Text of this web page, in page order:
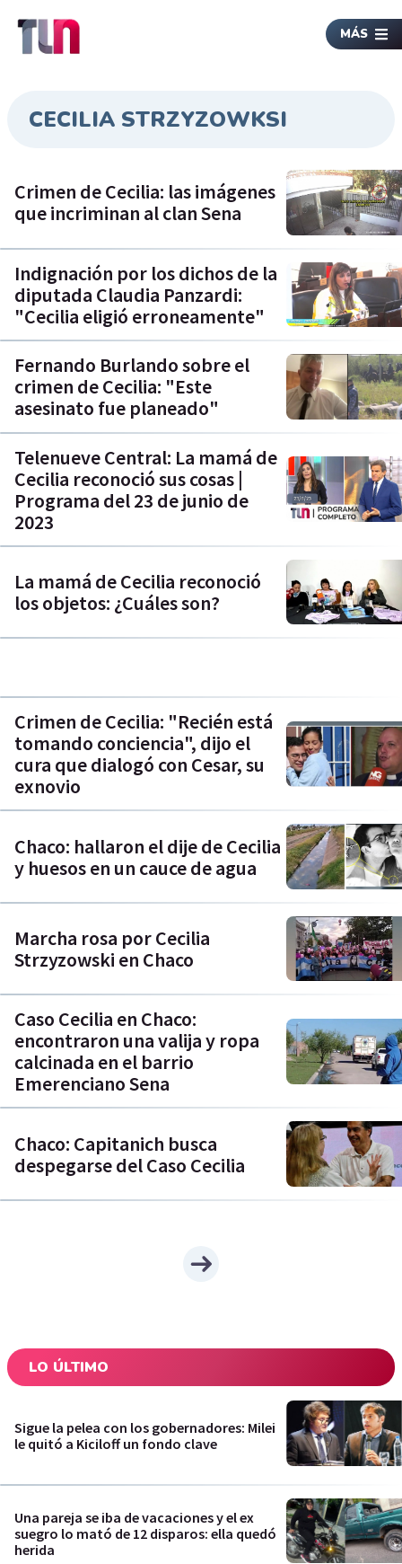
MÁS
CECILIA STRZYZOWKSI
Crimen de Cecilia: las imágenes
que incriminan al clan Sena
Indignación por los dichos de la
diputada Claudia Panzardi:
"Cecilia eligió erroneamente"
Fernando Burlando sobre el
crimen de Cecilia: "Este
asesinato fue planeado"
Telenueve Central: La mamá de
Cecilia reconoció sus cosas |
Programa del 23 de junio de
2023
La mamá de Cecilia reconoció
los objetos: ¿Cuáles son?
Crimen de Cecilia: "Recién está
tomando conciencia", dijo el
cura que dialogó con Cesar, su
exnovio
Chaco: hallaron el dije de Cecilia
y huesos en un cauce de agua
Marcha rosa por Cecilia
Strzyzowski en Chaco
Caso Cecilia en Chaco:
encontraron una valija y ropa
calcinada en el barrio
Emerenciano Sena
Chaco: Capitanich busca
despegarse del Caso Cecilia
LO ÚLTIMO
Sigue la pelea con los gobernadores: Milei
le quitó a Kiciloff un fondo clave
Una pareja se iba de vacaciones y el ex
suegro lo mató de 12 disparos: ella quedó
herida